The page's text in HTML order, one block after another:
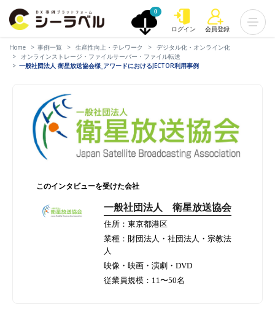
0
ログイン 会員登録
Home 事例一覧 生産性向上・テレワーク
デジタル化・オンライン化
オンラインストレージ・ファイルサーバー・ファイル転送
一般社団法人 衛星放送協会様_アワードにおけるJECTOR利用事例
このインタビューを受けた会社
一般社団法人 衛星放送協会
住所：東京都港区
業種：財団法人・社団法人・宗教法
人
映像・映画・演劇・DVD
従業員規模：11〜50名